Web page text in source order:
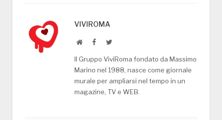
VIVIROMA
WebsiteFacebookTwitter
Il Gruppo ViviRoma fondato da Massimo
Marino nel 1988, nasce come giornale
murale per ampliarsi nel tempo in un
magazine, TV e WEB.